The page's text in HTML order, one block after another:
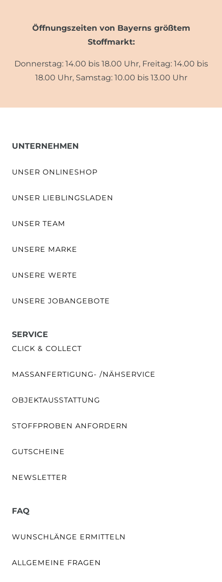
Öffnungszeiten von Bayerns größtem
Stoffmarkt:
Donnerstag: 14.00 bis 18.00 Uhr, Freitag: 14.00 bis
18.00 Uhr, Samstag: 10.00 bis 13.00 Uhr
UNTERNEHMEN
UNSER ONLINESHOP
UNSER LIEBLINGSLADEN
UNSER TEAM
UNSERE MARKE
UNSERE WERTE
UNSERE JOBANGEBOTE
SERVICE
CLICK & COLLECT
MASSANFERTIGUNG- /NÄHSERVICE
OBJEKTAUSSTATTUNG
STOFFPROBEN ANFORDERN
GUTSCHEINE
NEWSLETTER
FAQ
WUNSCHLÄNGE ERMITTELN
ALLGEMEINE FRAGEN